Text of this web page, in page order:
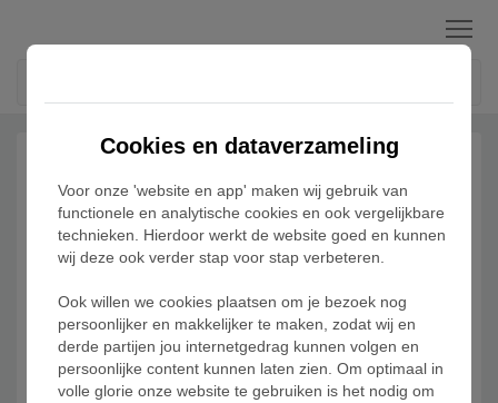
Menu
Cookies en dataverzameling
Voor onze 'website en app' maken wij gebruik van
functionele en analytische cookies en ook vergelijkbare
technieken. Hierdoor werkt de website goed en kunnen
wij deze ook verder stap voor stap verbeteren.
Ook willen we cookies plaatsen om je bezoek nog
persoonlijker en makkelijker te maken, zodat wij en
derde partijen jou internetgedrag kunnen volgen en
persoonlijke content kunnen laten zien. Om optimaal in
volle glorie onze website te gebruiken is het nodig om